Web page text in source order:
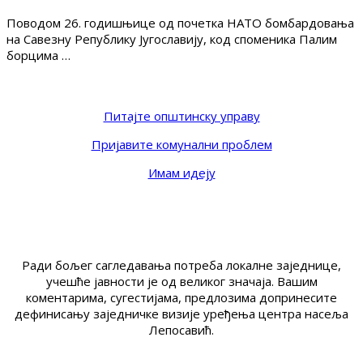
Поводом 26. годишњице од почетка НАТО бомбардовања
на Савезну Републику Југославију, код споменика Палим
борцима …
Питајте општинску управу
Пријавите комунални проблем
Имам идеју
Ради бољег сагледавања потреба локалне заједнице,
учешће јавности је од великог значаја. Вашим
коментарима, сугестијама, предлозима допринесите
дефинисању заједничке визије уређења центра насеља
Лепосавић.